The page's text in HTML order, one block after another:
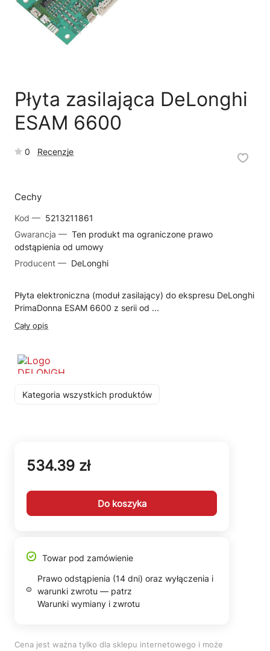
Płyta zasilająca DeLonghi
ESAM 6600
0 Recenzje
Cechy
Kod — 5213211861
Gwarancja — Ten produkt ma ograniczone prawo
odstąpienia od umowy
Producent — DeLonghi
Płyta elektroniczna (moduł zasilający) do ekspresu DeLonghi
PrimaDonna ESAM 6600 z serii od ...
Cały opis
Kategoria wszystkich produktów
534.39 zł
Do koszyka
Towar pod zamówienie
Prawo odstąpienia (14 dni) oraz wyłączenia i
warunki zwrotu — patrz
Warunki wymiany i zwrotu
Cena jest ważna tylko dla sklepu internetowego i może
🗹Reklamacja naprawy